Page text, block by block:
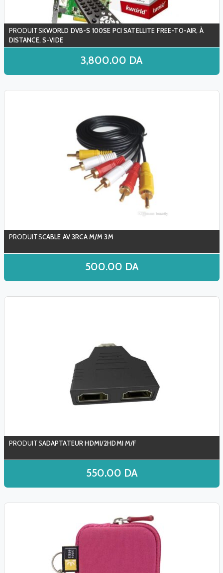
KWORLD DVB-S 100SE PCI SATELLITE FREE-TO-AIR, À
DISTANCE, S-VIDE
3,800.00 DA
CABLE AV 3RCA M/M 3M
500.00 DA
ADAPTATEUR HDMI/2HDMI M/F
550.00 DA